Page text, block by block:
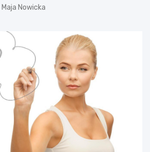
Maja Nowicka